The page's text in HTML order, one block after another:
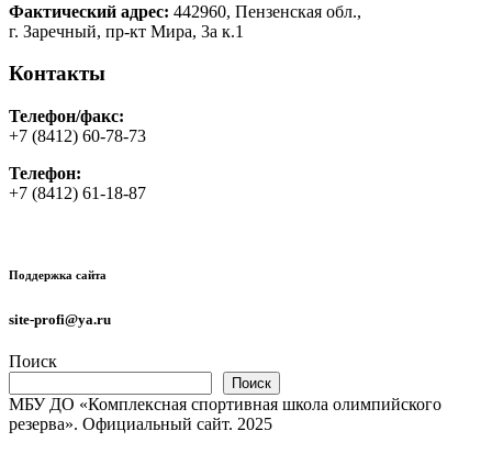
Фактический адрес: 442960, Пензенская обл.,
г. Заречный, пр-кт Мира, 3а к.1
Контакты
Телефон/факс:
+7 (8412) 60-78-73
Телефон:
+7 (8412) 61-18-87
Поддержка сайта
site-profi@ya.ru
Поиск
Поиск
МБУ ДО «Комплексная спортивная школа олимпийского
резерва». Официальный сайт. 2025